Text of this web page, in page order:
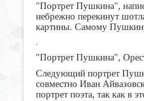
"Портрет Пушкина",
небрежно перекинут
картины. Самому Пушкину
.
"Портрет Пушкина",
Следующий портрет
совместно Иван
портрет поэта, так как в